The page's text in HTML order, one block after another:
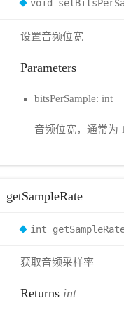
void
设置音频位宽
Parameters
bitsPerSample: int
音频位宽，通常为
getSampleRate
int
获取音频采样率
Returns int